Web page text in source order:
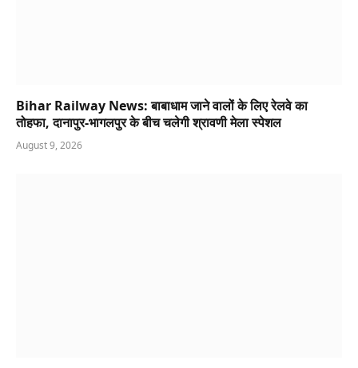
Bihar Railway News: बाबाधाम जाने वालों के लिए रेलवे का
तोहफा, दानापुर-भागलपुर के बीच चलेगी श्रावणी मेला स्पेशल
August 9, 2026